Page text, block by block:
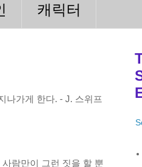
캐릭터
나가게 한다. - J. 스위프
람만이 그런 짓을 할 뿐